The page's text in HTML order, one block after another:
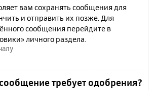
вам сохранять сообщения для
и отправить их позже. Для
сообщения перейдите в
личного раздела.
требует одобрения?